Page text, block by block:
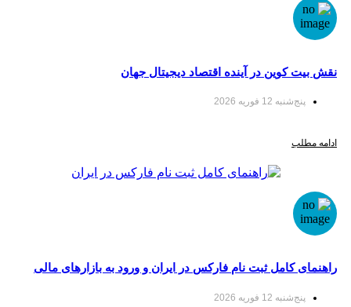
کوین در آینده اقتصاد دیجیتال جهان
کامل ثبت نام فارکس در ایران و ورود به بازارهای مالی